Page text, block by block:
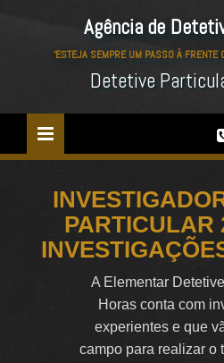
Agência de
'ESTEJA SEMPRE UM PASSO À
Detetive
PARTICULAR
A Elementar
Horas conta com
experientes e que
campo para realizar o